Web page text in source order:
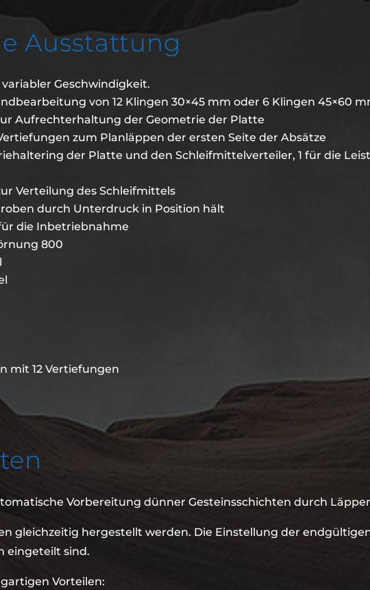
Ausstattung
Geschwindigkeit.
von 12 Klingen 30×45 mm oder 6 Klingen 45×60
Aufrechterhaltung der Geometrie der Platte
zum Planläppen der ersten Seite der Absätze
der Platte und den Schleifmittelverteiler, 1 für die
Verteilung des Schleifmittels
durch Unterdruck in Position hält
die Inbetriebnahme
800
mit 12 Vertiefungen
Vorbereitung dünner Gesteinsschichten durch
gleichzeitig hergestellt werden. Die Einstellung der
eingeteilt sind.
Vorteilen: